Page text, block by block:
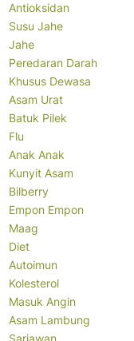
Antioksidan
Susu Jahe
Jahe
Peredaran Darah
Khusus Dewasa
Asam Urat
Batuk Pilek
Flu
Anak Anak
Kunyit Asam
Bilberry
Empon Empon
Maag
Diet
Autoimun
Kolesterol
Masuk Angin
Asam Lambung
Sariawan